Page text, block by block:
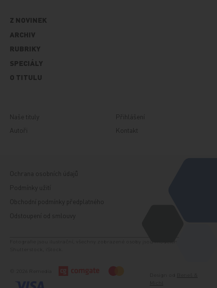
Z NOVINEK
ARCHIV
RUBRIKY
SPECIÁLY
O TITULU
Naše tituly
Autoři
Přihlášení
Kontakt
Ochrana osobních údajů
Podmínky užití
Obchodní podmínky předplatného
Odstoupení od smlouvy